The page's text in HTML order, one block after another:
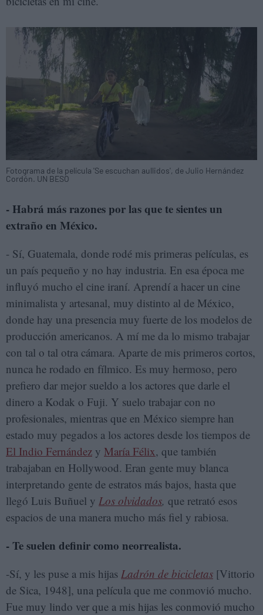
Fotograma de la película 'Se escuchan aullidos', de Julio Hernández
Cordón. UN BESO
- Habrá más razones por las que te sientes un
extraño en México.
- Sí, Guatemala, donde rodé mis primeras películas, es
un país pequeño y no hay industria. En esa época me
influyó mucho el cine iraní. Aprendí a hacer un cine
minimalista y artesanal, muy distinto al de México,
donde hay una presencia muy fuerte de los modelos de
producción americanos. A mí me da lo mismo trabajar
con tal o tal otra cámara. Aparte de mis primeros cortos,
nunca he rodado en fílmico. Es muy hermoso, pero
prefiero dar mejor sueldo a los actores que darle el
dinero a Kodak o Fuji. Y suelo trabajar con no
profesionales, mientras que en México siempre han
estado muy pegados a los actores desde los tiempos de
El Indio Fernández y María Félix, que también
trabajaban en Hollywood. Eran gente muy blanca
interpretando gente de estratos más bajos, hasta que
llegó Luis Buñuel y Los olvidados, que retrató esos
espacios de una manera mucho más fiel y rabiosa.
- Te suelen definir como neorrealista.
-Sí, y les puse a mis hijas Ladrón de bicicletas [Vittorio
de Sica, 1948], una película que me conmovió mucho.
Fue muy lindo ver que a mis hijas les conmovió mucho